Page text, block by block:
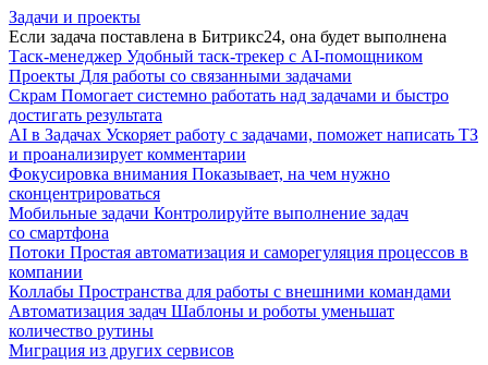
Задачи и проекты
Если задача поставлена в Битрикс24, она будет выполнена
Таск-менеджер Удобный таск-трекер с AI-помощником
Проекты Для работы со связанными задачами
Скрам Помогает системно работать над задачами и быстро
достигать результата
AI в Задачах Ускоряет работу с задачами, поможет написать ТЗ
и проанализирует комментарии
Фокусировка внимания Показывает, на чем нужно
сконцентрироваться
Мобильные задачи Контролируйте выполнение задач
со смартфона
Потоки Простая автоматизация и саморегуляция процессов в
компании
Коллабы Пространства для работы с внешними командами
Автоматизация задач Шаблоны и роботы уменьшат
количество рутины
Миграция из других сервисов